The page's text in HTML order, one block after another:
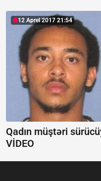
12 Aprel 2017 21:54
Qadın müştəri
VİDEO